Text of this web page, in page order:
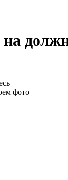
на
фото